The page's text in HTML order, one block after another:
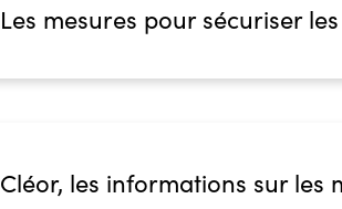
Les mesures pour sécuriser
Cléor, les informations sur les